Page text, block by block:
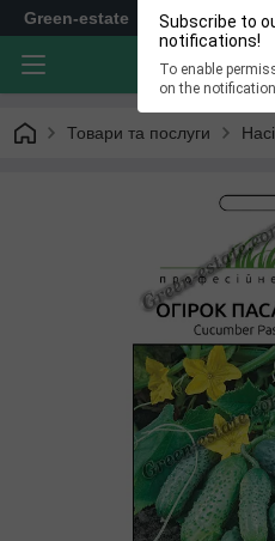
Subscribe to
notifications!
To enable
on the
Green-estate
Товари та послуги